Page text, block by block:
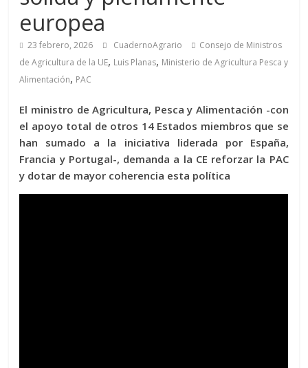
europea
23 febrero, 2026 CuadernoAgrario
Consejo de Ministros
de Agricultura de la UE, Luis Planas, Ministerio de Agricultura Pesca y
Alimentación, PAC
El ministro de Agricultura, Pesca y Alimentación -con
el apoyo total de otros 14 Estados miembros que se
han sumado a la iniciativa liderada por España,
Francia y Portugal-, demanda a la CE reforzar la PAC
y dotar de mayor coherencia esta política